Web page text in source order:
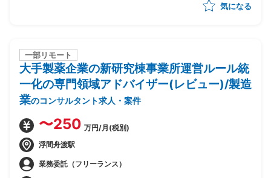
・他社事例・一般論をもとにしたセキュリティ施策の提
気になる
一部リモート
大手製薬企業の新研究棟事業所運営ルール統
一化の専門領域アドバイザー(レビュー)/製造
業のコンサルタント求人・案件
〜250 万円/月(税別)
浮間舟渡駅
業務委託（フリーランス）